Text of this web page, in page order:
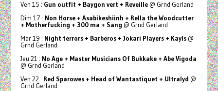
Ven 15 : Gun outfit + Baygon vert + Reveille @ Grnd Gerland
Dim 17 : Non Horse + Asabikeshiinh + Rella the Woodcutter
+ Motherfucking + 300 ma + Sang @ Grnd Gerland
Mar 19 : Night terrors + Barberos + Jokari Players + Kayls@
Grnd Gerland
Jeu 21 : No Age + Master Musicians Of Bukkake + Abe Vigoda
@ Grnd Gerland
Ven 22 : Red Sparowes + Head of Wantastiquet + Ultralyd @
Grnd Gerland